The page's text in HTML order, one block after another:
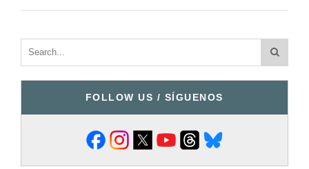
FOLLOW US / SÍGUENOS